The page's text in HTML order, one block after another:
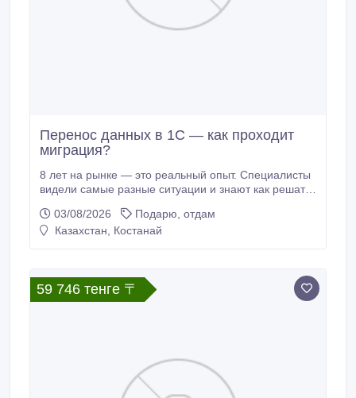
Перенос данных в 1С — как проходит
миграция?
8 лет на рынке — это реальный опыт. Специалисты
видели самые разные ситуации и знают как решать
— справились отлично. техподдержка 1С.
03/08/2026
Подарю, отдам
Казахстан, Костанай
59 746 тенге 〒